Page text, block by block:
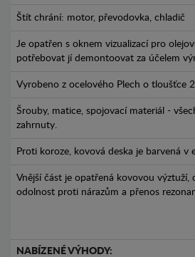
Štít chrání: motor, převodovka, chladič
Je opatřen s oknem vizualizací pro
potřebovat jí demontoovat za účelem
Vyrobeno z ocelového Plech o tloušťce
Šrouby, matice, spojovací materiál -
zahrnuty.
Proti koroze, kovová deska je barvená v
Vnější část je opatřená kovovou výztuží,
odolnost proti nárazům a přenos
NABÍZENÉ VÝHODY: